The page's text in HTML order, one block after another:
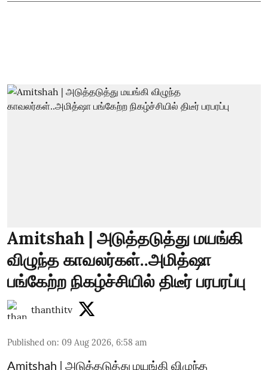
Amitshah | அடுத்தடுத்து மயங்கி
விழுந்த காவலர்கள்..அமித்ஷா
பங்கேற்ற நிகழ்ச்சியில் திடீர் பரபரப்பு
thanthitv
Published on: 09 Aug 2026, 6:58 am
Amitshah | அடுத்தடுத்து மயங்கி விழுந்த